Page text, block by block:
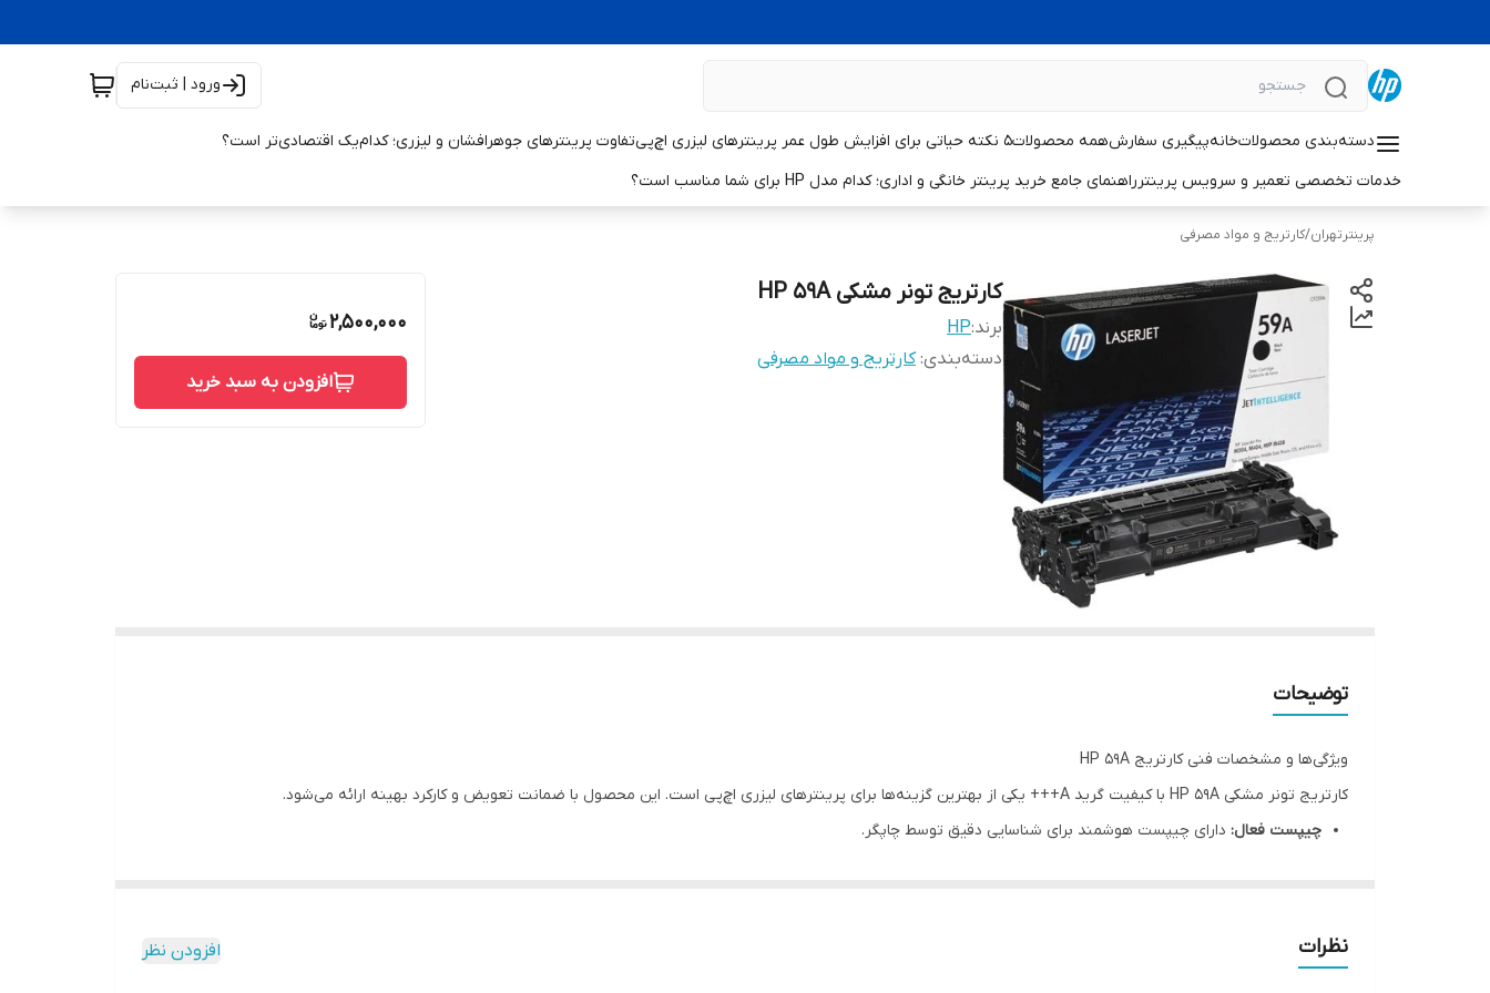
ورود | ثبت‌نام
دسته‌بندی محصولاتخانهپیگیری سفارشهمه محصولات۵ نکته حیاتی برای افزایش طول عمر پرینترهای لیزری اچ‌پی
تفاوت پرینترهای جوهرافشان و لیزری؛ کدام‌یک اقتصادی‌تر است؟
خدمات تخصصی تعمیر و سرویس پرینترراهنمای جامع خرید پرینتر خانگی و اداری؛ کدام مدل HP برای شما مناسب است؟
پرینترتهران/کارتریج و مواد مصرفی
کارتریج تونر مشکی HP 59A
برند:HP
دسته‌بندی:کارتریج و مواد مصرفی
2,500,000
افزودن به سبد خرید
توضیحات
ویژگی‌ها و مشخصات فنی کارتریج HP 59A
کارتریج تونر مشکی HP 59A با کیفیت گرید A+++ یکی از بهترین گزینه‌ها برای پرینترهای لیزری اچ‌پی است. این محصول با ضمانت تعویض و کارکرد بهینه ارائه می‌شود.
چیپست فعال: دارای چیپست هوشمند برای شناسایی دقیق توسط چاپگر.
سازگاری:
خدمات:
نظرات افزودن نظر